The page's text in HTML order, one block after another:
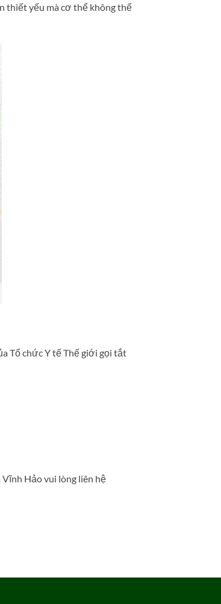
thiết yếu mà cơ thể không thể
Tổ chức Y tế Thế giới gọi tắt
Hảo vui lòng liên hệ